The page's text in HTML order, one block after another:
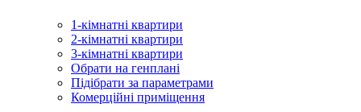
1-кімнатні квартири
2-кімнатні квартири
3-кімнатні квартири
Обрати на генплані
Підібрати за параметрами
Комерційні приміщення